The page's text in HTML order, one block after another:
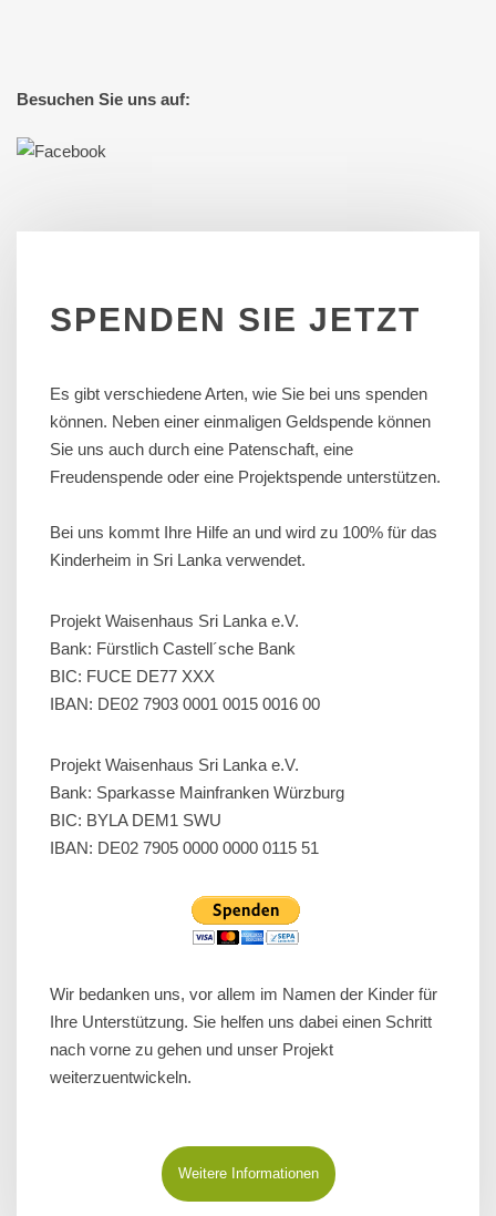
Besuchen Sie uns auf:
SPENDEN SIE JETZT
Es gibt verschiedene Arten, wie Sie bei uns spenden
können. Neben einer einmaligen Geldspende können
Sie uns auch durch eine Patenschaft, eine
Freudenspende oder eine Projektspende unterstützen.
Bei uns kommt Ihre Hilfe an und wird zu 100% für das
Kinderheim in Sri Lanka verwendet.
Projekt Waisenhaus Sri Lanka e.V.
Bank: Fürstlich Castell´sche Bank
BIC: FUCE DE77 XXX
IBAN: DE02 7903 0001 0015 0016 00
Projekt Waisenhaus Sri Lanka e.V.
Bank: Sparkasse Mainfranken Würzburg
BIC: BYLA DEM1 SWU
IBAN: DE02 7905 0000 0000 0115 51
Wir bedanken uns, vor allem im Namen der Kinder für
Ihre Unterstützung. Sie helfen uns dabei einen Schritt
nach vorne zu gehen und unser Projekt
weiterzuentwickeln.
Weitere Informationen